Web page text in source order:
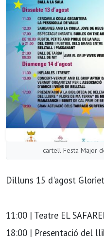
cartell Festa Major
Dilluns 15 d'agost
11:00 | Teatre EL
18:00 | Presentació del